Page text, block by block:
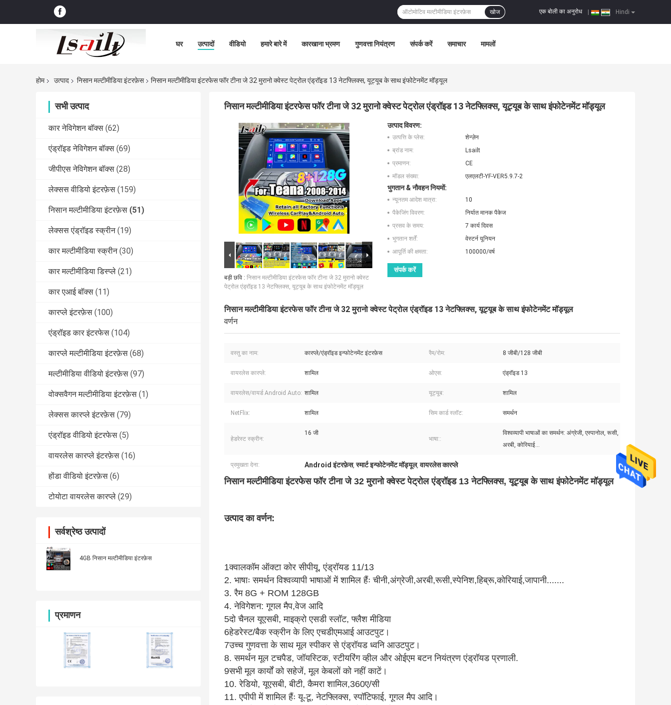
Hindi
एक बोली का अनुरोध
खोज
घर उत्पादों वीडियो हमारे बारे में कारखाना भ्रमण गुणवत्ता नियंत्रण संपर्क करें समाचार मामलों
होम उत्पाद निसान मल्टीमीडिया इंटरफ़ेस निसान मल्टीमीडिया इंटरफेस फॉर टीना जे 32 मुरानो क्वेस्ट पेट्रोल एंड्रॉइड 13 नेटफ्लिक्स, यूट्यूब के साथ इंफोटेनमेंट मॉड्यूल
सभी उत्पाद
कार नेविगेशन बॉक्स (62)
एंड्रॉइड नेविगेशन बॉक्स (69)
जीपीएस नेविगेशन बॉक्स (28)
लेक्सस वीडियो इंटरफ़ेस (159)
निसान मल्टीमीडिया इंटरफ़ेस (51)
लेक्सस एंड्रॉइड स्क्रीन (19)
कार मल्टीमीडिया स्क्रीन (30)
कार मल्टीमीडिया डिस्प्ले (21)
कार एआई बॉक्स (11)
कारप्ले इंटरफ़ेस (100)
एंड्रॉइड कार इंटरफेस (104)
कारप्ले मल्टीमीडिया इंटरफ़ेस (68)
मल्टीमीडिया वीडियो इंटरफ़ेस (97)
वोक्सवैगन मल्टीमीडिया इंटरफ़ेस (1)
लेक्सस कारप्ले इंटरफ़ेस (79)
एंड्रॉइड वीडियो इंटरफेस (5)
वायरलेस कारप्ले इंटरफ़ेस (16)
होंडा वीडियो इंटरफ़ेस (6)
टोयोटा वायरलेस कारप्ले (29)
सर्वश्रेष्ठ उत्पादों
4GB निसान मल्टीमीडिया इंटरफ़ेस
प्रमाणन
निसान मल्टीमीडिया इंटरफेस फॉर टीना जे 32 मुरानो क्वेस्ट पेट्रोल एंड्रॉइड 13 नेटफ्लिक्स, यूट्यूब के साथ इंफोटेनमेंट मॉड्यूल
बड़ी छवि : निसान मल्टीमीडिया इंटरफेस फॉर टीना जे 32 मुरानो क्वेस्ट
पेट्रोल एंड्रॉइड 13 नेटफ्लिक्स, यूट्यूब के साथ इंफोटेनमेंट मॉड्यूल
उत्पाद विवरण:
उत्पत्ति के प्लेस:
शेन्ज़ेन
ब्रांड नाम:
Lsailt
प्रमाणन:
CE
मॉडल संख्या:
एलएलटी-YF-VER5.9.7-2
भुगतान & नौवहन नियमों:
न्यूनतम आदेश मात्रा:
10
पैकेजिंग विवरण:
निर्यात मानक पैकेज
प्रसव के समय:
7 कार्य दिवस
भुगतान शर्तें:
वेस्टर्न यूनियन
आपूर्ति की क्षमता:
100000/वर्ष
संपर्क करें
निसान मल्टीमीडिया इंटरफेस फॉर टीना जे 32 मुरानो क्वेस्ट पेट्रोल एंड्रॉइड 13 नेटफ्लिक्स, यूट्यूब के साथ इंफोटेनमेंट मॉड्यूल
वर्णन
वस्तु का नाम: कारप्ले/एंड्रॉइड इन्फोटेनमेंट इंटरफ़ेस रैम/रोम: 8 जीबी/128 जीबी
वायरलेस कारप्ले: शामिल ओएस: एंड्रॉइड 13
वायरलेस/वायर्ड Android Auto: शामिल यूट्यूब: शामिल
NetFlix: शामिल सिम कार्ड स्लॉट: समर्थन
हेडरेस्ट स्क्रीन:
16 जी
भाषा::
विश्वव्यापी भाषाओं का समर्थन: अंग्रेजी, एस्पानोल, रूसी,
अरबी, कोरियाई...
प्रमुखता देना: Android इंटरफ़ेस,स्मार्ट इन्फोटेनमेंट मॉड्यूल,वायरलेस कारप्ले
निसान मल्टीमीडिया इंटरफेस फॉर टीना जे 32 मुरानो क्वेस्ट पेट्रोल एंड्रॉइड 13 नेटफ्लिक्स, यूट्यूब के साथ इंफोटेनमेंट मॉड्यूल
उत्पाद का वर्णन:
1क्वालकॉम ऑक्टा कोर सीपीयू, एंड्रॉयड 11/13
2. भाषाः समर्थन विश्वव्यापी भाषाओं में शामिल हैंः चीनी,अंग्रेजी,अरबी,रूसी,स्पेनिश,हिब्रू,कोरियाई,जापानी.......
3. रैम 8G + ROM 128GB
4. नेविगेशन: गूगल मैप,वेज आदि
5दो चैनल यूएसबी, माइक्रो एसडी स्लॉट, फ्लैश मीडिया
6हेडरेस्ट/बैक स्क्रीन के लिए एचडीएमआई आउटपुट।
7उच्च गुणवत्ता के साथ मूल स्पीकर से एंड्रॉयड ध्वनि आउटपुट।
8. समर्थन मूल टचपैड, जॉयस्टिक, स्टीयरिंग व्हील और ओईएम बटन नियंत्रण एंड्रॉयड प्रणाली.
9सभी मूल कार्यों को सहेजें, मूल केबलों को नहीं काटें।
10. रेडियो, यूएसबी, बीटी, कैमरा शामिल,360ए/सी
11. एपीपी में शामिल हैंः यू-टू, नेटफ्लिक्स, स्पॉटिफाई, गूगल मैप आदि।